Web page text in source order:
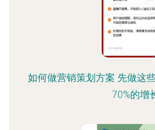
如何做营销策划方案 先做这
70%的增